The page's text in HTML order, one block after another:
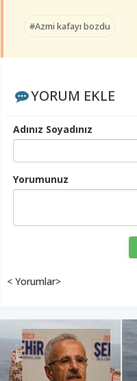
#Azmi kafayı bozdu
YORUM EKLE
Adınız Soyadınız
Yorumunuz
< Yorumlar>